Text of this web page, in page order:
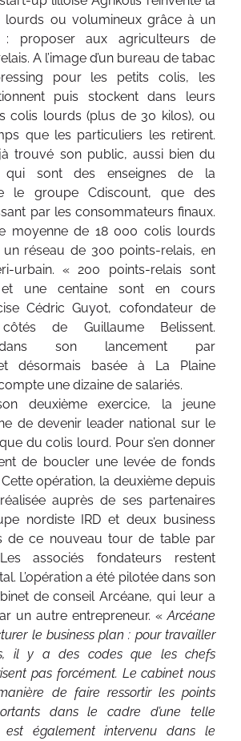
lourds ou volumineux grâce à un
: proposer aux agriculteurs de
A l’image d’un bureau de tabac
pour les petits colis, les
puis stockent dans leurs
colis lourds (plus de 30 kilos), ou
que les particuliers les retirent.
trouvé son public, aussi bien du
sont des enseignes de la
le groupe Cdiscount, que des
par les consommateurs finaux.
moyenne de 18 000 colis lourds
réseau de 300 points-relais, en
urbain. « 200 points-relais sont
et une centaine sont en cours
Cédric Guyot, cofondateur de
de Guillaume Belissent.
dans son lancement par
désormais basée à La Plaine
une dizaine de salariés.
deuxième exercice, la jeune
de devenir leader national sur le
du colis lourd. Pour s’en donner
de boucler une levée de fonds
Cette opération, la deuxième depuis
auprès de ses partenaires
nordiste IRD et deux business
de ce nouveau tour de table par
associés fondateurs restent
L’opération a été pilotée dans son
de conseil Arcéane, qui leur a
un autre entrepreneur. «Arcéane
le business plan : pour travailler
il y a des codes que les chefs
pas forcément. Le cabinet nous
de faire ressortir les points
dans le cadre d’une telle
est également intervenu dans le